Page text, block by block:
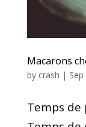
Macarons
by crash |
Temps